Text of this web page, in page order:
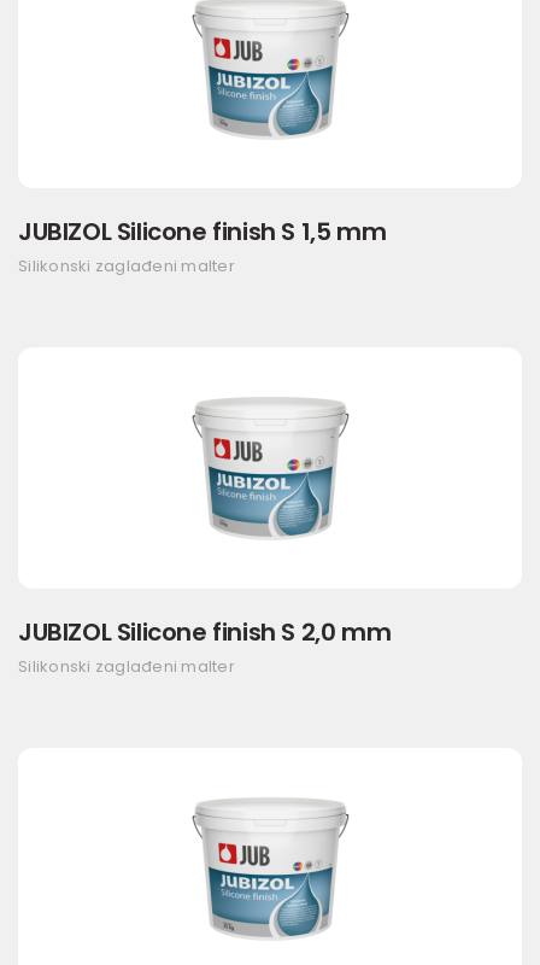
JUBIZOL Silicone finish S 1,5 mm
Silikonski zaglađeni malter
JUBIZOL Silicone finish S 2,0 mm
Silikonski zaglađeni malter